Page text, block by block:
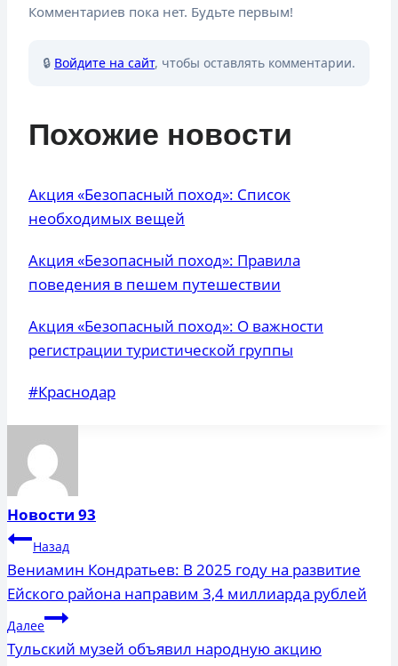
Комментариев пока нет. Будьте первым!
🔒 Войдите на сайт, чтобы оставлять комментарии.
Похожие новости
Акция «Безопасный поход»: Список
необходимых вещей
Акция «Безопасный поход»: Правила
поведения в пешем путешествии
Акция «Безопасный поход»: О важности
регистрации туристической группы
Метки
#Краснодар
Новости 93
Навигация
по
записям
Назад
Вениамин Кондратьев: В 2025 году на развитие
Ейского района направим 3,4 миллиарда рублей
Далее
Тульский музей объявил народную акцию